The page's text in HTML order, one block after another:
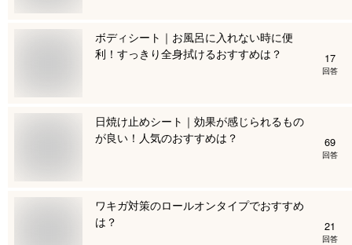
ボディシート｜お風呂に入れない時に便
利！すっきり全身拭けるおすすめは？
17
回答
日焼け止めシート｜効果が感じられるもの
が良い！人気のおすすめは？
69
回答
ワキガ対策のロールオンタイプでおすすめ
は？
21
回答